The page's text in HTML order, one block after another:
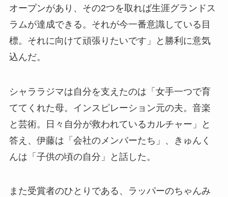
オープンがあり、その2つを取れば生涯グランドス
ラムが達成できる。それが今一番意識している目
標。それに向けて頑張りたいです」と勝利に意気
込んだ。
シャララジマは自分を支えたのは「女手一つで育
ててくれた母。インスピレーション元の夫。音楽
と芸術。日々自分が救われているカルチャー」と
答え、伊藤は「会社のメンバーたち」、きゅんく
んは「子供の頃の自分」と話した。
また受賞者のひとりである、ラッパーのちゃんみ